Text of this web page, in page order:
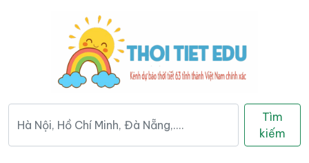
Tìm
kiếm